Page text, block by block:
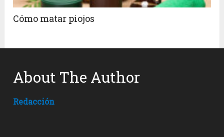
Cómo matar piojos
About The Author
Redacción